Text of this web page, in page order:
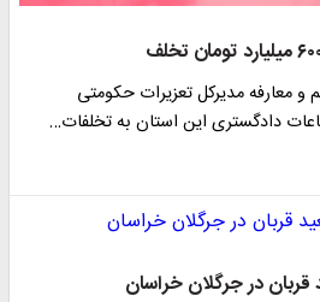
معارفه مدیرکل تعزیرات حکومتی
دادگستری این استان به تخلفات…
در جرگلان خراسان